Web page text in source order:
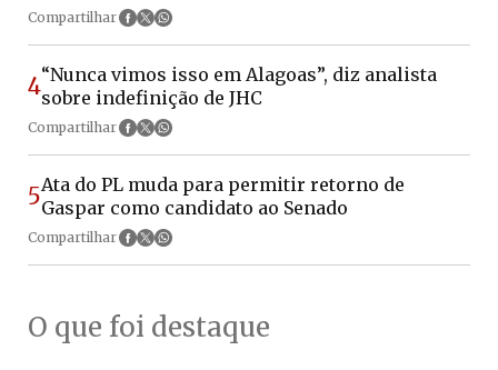
Compartilhar
4“Nunca vimos isso em Alagoas”, diz analista
sobre indefinição de JHC
Compartilhar
5Ata do PL muda para permitir retorno de
Gaspar como candidato ao Senado
Compartilhar
O que foi destaque